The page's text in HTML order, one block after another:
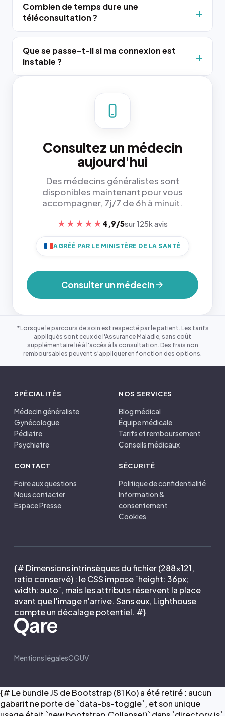
Combien de temps dure une
téléconsultation ?
Que se passe-t-il si ma connexion est
instable ?
Consultez un médecin
aujourd'hui
Des médecins généralistes sont
disponibles maintenant pour vous
accompagner, 7j/7 de 6h à minuit.
★★★★★ 4,9/5sur 125k avis
AGRÉÉ PAR LE MINISTÈRE DE LA SANTÉ
Consulter un médecin
*Lorsque le parcours de soin est respecté par le patient. Les tarifs
appliqués sont ceux de l'Assurance Maladie, sans coût
supplémentaire lié à l'accès à la consultation. Des frais non
remboursables peuvent s'appliquer en fonction des options.
SPÉCIALITÉS
Médecin généraliste
Gynécologue
Pédiatre
Psychiatre
NOS SERVICES
Blog médical
Équipe médicale
Tarifs et remboursement
Conseils médicaux
CONTACT
Foire aux questions
Nous contacter
Espace Presse
SÉCURITÉ
Politique de confidentialité
Information &
consentement
Cookies
{# Dimensions intrinsèques du fichier (288×121,
ratio conservé) : le CSS impose `height: 36px;
width: auto`, mais les attributs réservent la place
avant que l'image n'arrive. Sans eux, Lighthouse
compte un décalage potentiel. #}
Mentions légalesCGUV
{# Le bundle JS de Bootstrap (81 Ko) a été retiré : aucun
gabarit ne porte de `data-bs-toggle`, et son unique